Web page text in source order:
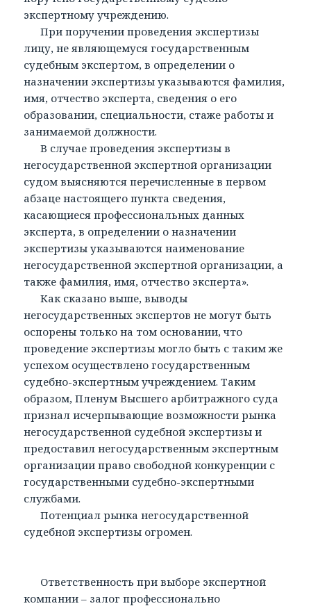
экспертному учреждению.
При поручении проведения экспертизы
лицу, не являющемуся государственным
судебным экспертом, в определении о
назначении экспертизы указываются фамилия,
имя, отчество эксперта, сведения о его
образовании, специальности, стаже работы и
занимаемой должности.
В случае проведения экспертизы в
негосударственной экспертной организации
судом выясняются перечисленные в первом
абзаце настоящего пункта сведения,
касающиеся профессиональных данных
эксперта, в определении о назначении
экспертизы указываются наименование
негосударственной экспертной организации, а
также фамилия, имя, отчество эксперта».
Как сказано выше, выводы
негосударственных экспертов не могут быть
оспорены только на том основании, что
проведение экспертизы могло быть с таким же
успехом осуществлено государственным
судебно-экспертным учреждением. Таким
образом, Пленум Высшего арбитражного суда
признал исчерпывающие возможности рынка
негосударственной судебной экспертизы и
предоставил негосударственным экспертным
организации право свободной конкуренции с
государственными судебно-экспертными
службами.
Потенциал рынка негосударственной
судебной экспертизы огромен.
Ответственность при выборе экспертной
компании – залог профессионально